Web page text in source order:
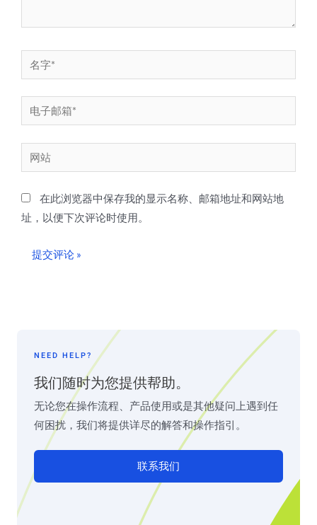
字
*
电
子
邮
箱
网
站
在此浏览器中保存我的显示名称、邮箱地址和网站地
址，以便下次评论时使用。
NEED HELP?
我们随时为您提供帮助。
无论您在操作流程、产品使用或是其他疑问上遇到任
何困扰，我们将提供详尽的解答和操作指引。
联系我们